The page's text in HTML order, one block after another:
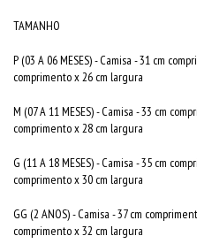
TAMANHO
P (03 A 06 MESES) - Camisa - 31 cm
comprimento x 26 cm largura
M (07 A 11 MESES) - Camisa - 33 cm
comprimento x 28 cm largura
G (11 A 18 MESES) - Camisa - 35 cm
comprimento x 30 cm largura
GG (2 ANOS) - Camisa - 37 cm
comprimento x 32 cm largura